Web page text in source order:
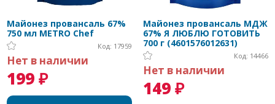
Майонез провансаль 67%
750 мл METRO Chef
Код: 17959
Нет в наличии
199 ₽
Майонез провансаль МДЖ
67% Я ЛЮБЛЮ ГОТОВИТЬ
700 г (4601576012631)
Код: 14466
Нет в наличии
149 ₽